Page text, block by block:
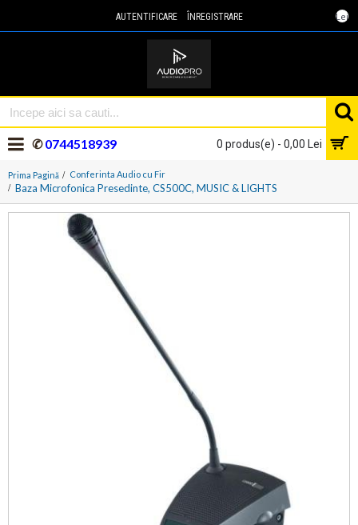
Lei
AUTENTIFICARE ÎNREGISTRARE
0 produs(e) - 0,00 Lei
✆0744518939
Prima Pagină Conferinta Audio cu Fir
Baza Microfonica Presedinte, CS500C, MUSIC & LIGHTS